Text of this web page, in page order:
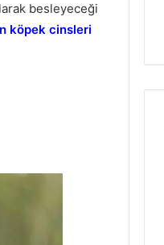
besleyeceği
köpek cinsleri